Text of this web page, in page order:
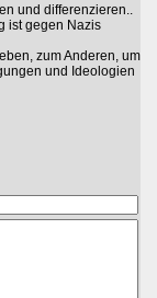
und differenzieren..
ist gegen Nazis
zum Anderen, um
und Ideologien